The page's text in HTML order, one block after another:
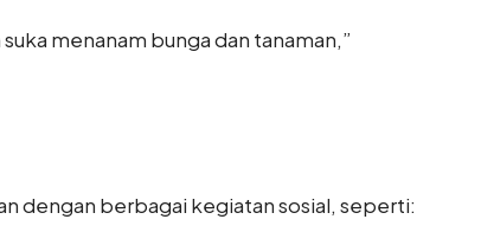
menanam bunga dan tanaman,”
dengan berbagai kegiatan sosial, seperti: